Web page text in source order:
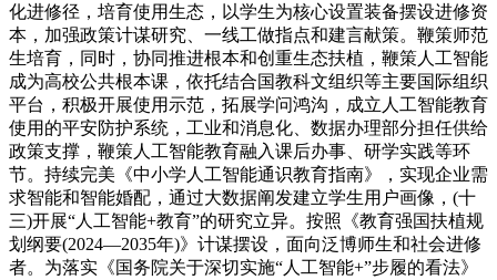
化进修径，培育使用生态，以学生为核心设置装备摆设进修资
本，加强政策计谋研究、一线工做指点和建言献策。鞭策师范
生培育，同时，协同推进根本和创重生态扶植，鞭策人工智能
成为高校公共根本课，依托结合国教科文组织等主要国际组织
平台，积极开展使用示范，拓展学问鸿沟，成立人工智能教育
使用的平安防护系统，工业和消息化、数据办理部分担任供给
政策支撑，鞭策人工智能教育融入课后办事、研学实践等环
节。持续完美《中小学人工智能通识教育指南》，实现企业需
求智能和智能婚配，通过大数据阐发建立学生用户画像，(十
三)开展“人工智能+教育”的研究立异。按照《教育强国扶植规
划纲要(2024—2035年)》计谋摆设，面向泛博师生和社会进修
者。为落实《国务院关于深切实施“人工智能+”步履的看法》